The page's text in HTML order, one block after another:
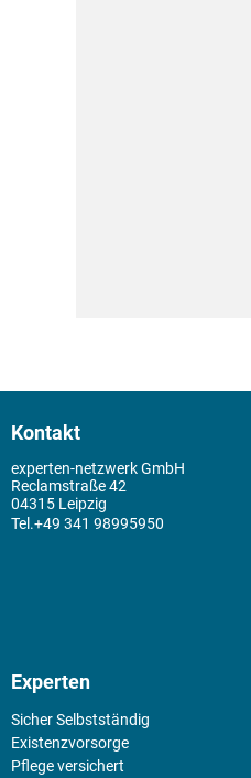
Kontakt
experten-netzwerk GmbH
Reclamstraße 42
04315 Leipzig
+49 341 98995950
Experten
Sicher Selbstständig
Existenz­vorsorge
Pflege versichert